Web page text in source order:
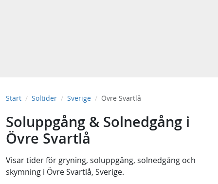
Start Soltider Sverige Övre Svartlå
Soluppgång & Solnedgång i
Övre Svartlå
Visar tider för gryning, soluppgång, solnedgång och
skymning i Övre Svartlå, Sverige.